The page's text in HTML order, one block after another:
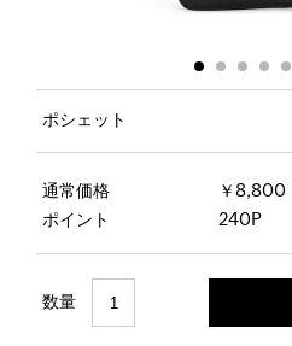
ポシェット
通常価格
￥8,800
ポイント
240P
数量